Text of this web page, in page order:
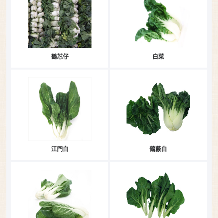
鶴芯仔 白菜
江門白 鶴藪白